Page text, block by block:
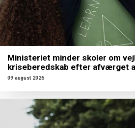
Ministeriet minder skoler om
kriseberedskab efter afværget
09 august 2026